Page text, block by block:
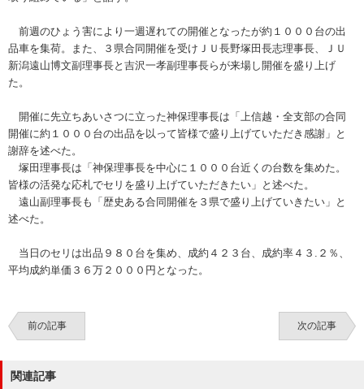
前週のひょう害により一週遅れての開催となったが約１０００台の出
品車を集荷。また、３県合同開催を受けＪＵ長野塚田長志理事長、ＪＵ
新潟遠山博文副理事長と吉沢一孝副理事長らが来場し開催を盛り上げ
た。
開催に先立ちあいさつに立った神保理事長は「上信越・全支部の合同
開催に約１０００台の出品を以って皆様で盛り上げていただき感謝」と
謝辞を述べた。
塚田理事長は「神保理事長を中心に１０００台近くの台数を集めた。
皆様の活発な応札でセリを盛り上げていただきたい」と述べた。
遠山副理事長も「歴史ある合同開催を３県で盛り上げていきたい」と
述べた。
当日のセリは出品９８０台を集め、成約４２３台、成約率４３.２％、
平均成約単価３６万２０００円となった。
前の記事 次の記事
関連記事